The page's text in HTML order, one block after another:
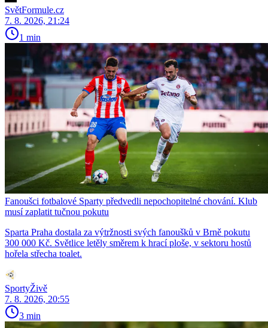
SvětFormule.cz
7. 8. 2026, 21:24
1 min
Fanoušci fotbalové Sparty předvedli nepochopitelné chování. Klub
musí zaplatit tučnou pokutu
Sparta Praha dostala za výtržnosti svých fanoušků v Brně pokutu
300 000 Kč. Světlice letěly směrem k hrací ploše, v sektoru hostů
hořela střecha toalet.
SportyŽivě
7. 8. 2026, 20:55
3 min